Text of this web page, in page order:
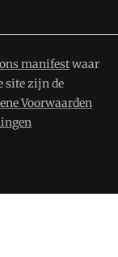
ons manifestwaar
site zijn de
Voorwaarden